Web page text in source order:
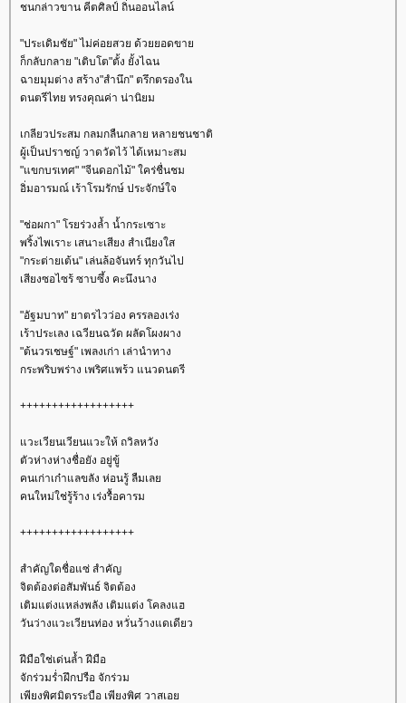
ชนกล่าวขาน คีตศิลป์ ถิ่นออนไลน์
"ประเดิมชัย" ไม่ค่อยสวย ด้วยยอดขา
ก็กลับกลาย "เติบโต"ตั้ง ยั้งไฉน
ฉายมุมต่าง สร้าง"สำนึก" ตรึกตรองใน
ดนตรีไทย ทรงคุณค่า น่านิยม
เกลียวประสม กลมกลืนกลาย หลายชนชาติ
ผู้เป็นปราชญ์ วาดวัดไว้ ได้เหมาะสม
"แขกบรเทศ" "จีนดอกไม้" ใคร่ชื่นชม
อิ่มอารมณ์ เร้าโรมรักษ์ ประจักษ์ใจ
"ช่อผกา" โรยร่วงล้ำ น้ำกระเซาะ
พริ้งไพเราะ เสนาะเสียง สำเนียงใส
"กระต่ายเต้น" เล่นล้อจันทร์ ทุกวันไป
เสียงซอไซร้ ซาบซึ้ง คะนึงนาง
"อัฐมบาท" ยาตรไวว่อง ครรลองเร่ง
เร้าประเลง เฉวียนฉวัด ผลัดโผงผาง
"ต้นวรเชษฐ์" เพลงเก่า เล่านำทาง
กระพริบพร่าง เพริศแพร้ว แนวดนตรี
++++++++++++++++++
วะเวียนเวียนแวะให้ ถวิลหวัง
ตัวห่างห่างชื่อยัง อยู่ขู้
คนเก่าเก๋าแลขลัง ห่อนรู้ ลืมเล
คนใหม่ใช่รู้ร้าง เร่งรื้อคารม
++++++++++++++++++
สำคัญใดชื่อแซ่ สำคัญ
จิตต้องต่อสัมพันธ์ จิตต้อง
เติมแต่งแหล่งพลัง เติมแต่ง โคลงแฮ
วันว่างแวะเวียนท่อง หวั่นว้างแดเดียว
ฝีมือใช่เด่นล้ำ ฝีมือ
จักร่วมร่ำฝึกปรือ จักร่วม
เพียงพิศมิตรระบือ เพียงพิศ วาสเอ